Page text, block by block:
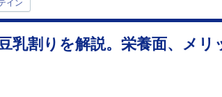
イン
乳割りを解説。栄養面、メリ